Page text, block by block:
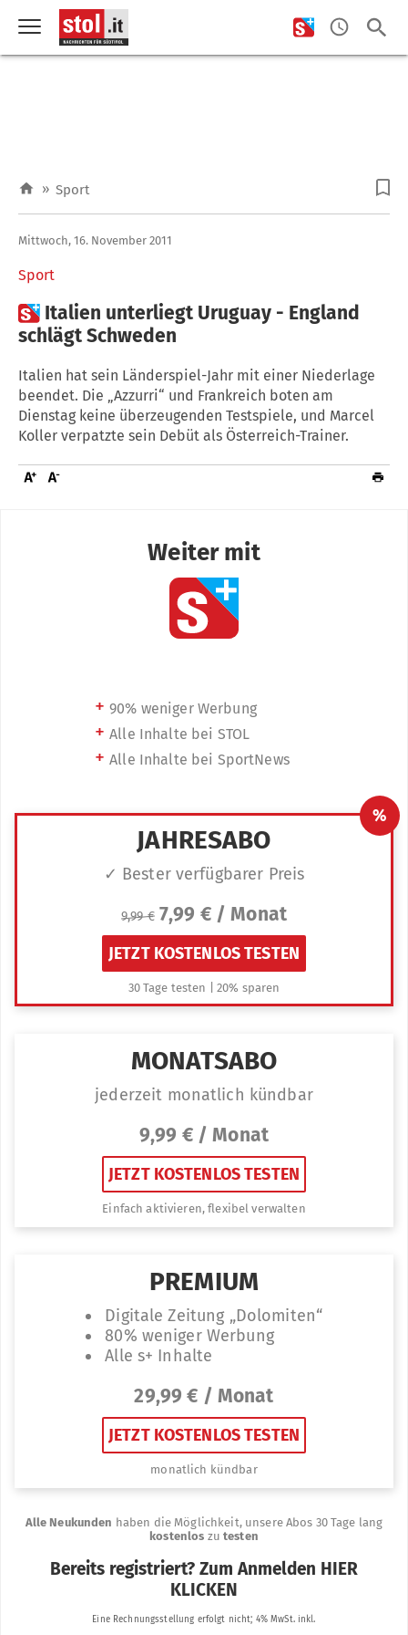
» Sport
Sport
Mittwoch, 16. November 2011
 Italien unterliegt Uruguay - England
schlägt Schweden
Italien hat sein Länderspiel-Jahr mit einer Niederlage
beendet. Die „Azzurri“ und Frankreich boten am
Dienstag keine überzeugenden Testspiele, und Marcel
Koller verpatzte sein Debüt als Österreich-Trainer.